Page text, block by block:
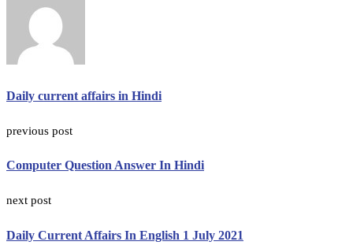
Daily current affairs in Hindi
previous post
Computer Question Answer In Hindi
next post
Daily Current Affairs In English 1 July 2021